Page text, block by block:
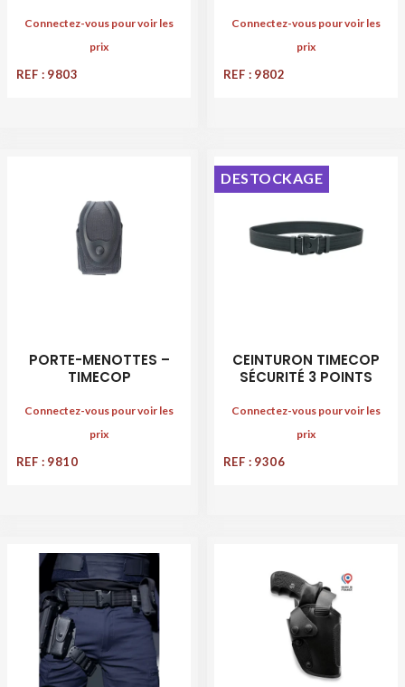
Connectez-vous pour voir les
prix
REF : 9803
Connectez-vous pour voir les
prix
REF : 9802
PORTE-MENOTTES –
TIMECOP
Connectez-vous pour voir les
prix
REF : 9810
CEINTURON TIMECOP
SÉCURITÉ 3 POINTS
Connectez-vous pour voir les
prix
REF : 9306
DESTOCKAGE